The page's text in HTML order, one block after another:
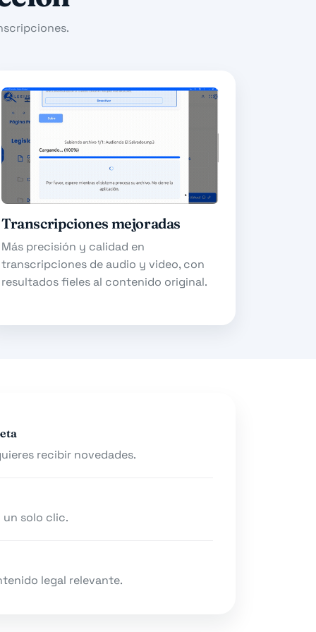
Transcripciones mejoradas
Más precisión y calidad en
transcripciones de audio y video, con
resultados fieles al contenido original.
recibir novedades.
solo clic.
legal relevante.